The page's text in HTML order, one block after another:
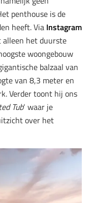
penthouse is de
heeft. Via Instagram
alleen het duurste
woongebouw
balzaal van
van 8,3 meter en
Verder toont hij ons
Tub‘ waar je
over het